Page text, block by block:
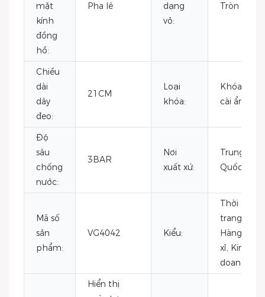
mặt
kính
đồng
hồ:
Pha lê
dạng
vỏ:
Tròn
Chiều
dài
dây
đeo:
21CM
Loại
khóa:
Khóa
cài ẩn
Độ
sâu
chống
nước:
3BAR
Nơi
xuất xứ:
Trung
Quốc
Mã số
sản
phẩm:
VG4042 Kiểu:
Thời
trang,
Hàng xa
xỉ, Kinh
doanh
Hiển thị